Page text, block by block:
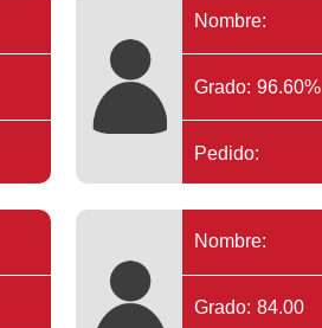
Nombre:
Grado: 96.60%
Pedido:
Nombre:
Grado: 84.00